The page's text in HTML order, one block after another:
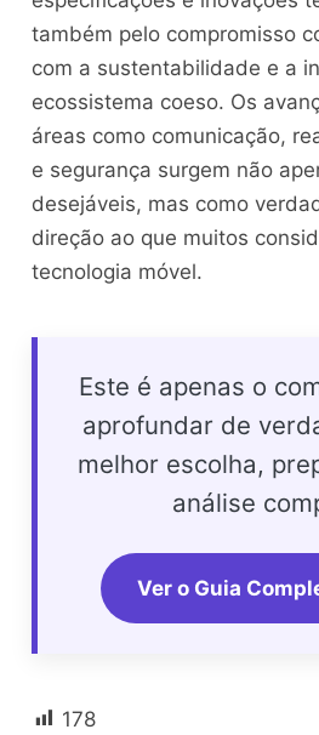
também pelo compromisso
com a sustentabilidade e a
ecossistema coeso. Os
áreas como comunicação,
e segurança surgem não
desejáveis, mas como
direção ao que muitos
tecnologia móvel.
Este é apenas o
aprofundar de
melhor escolha,
análise
Ver o Guia
178